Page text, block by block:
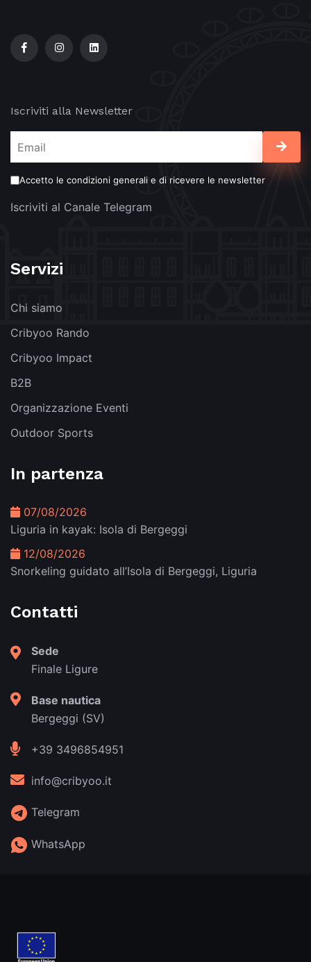
Iscriviti alla Newsletter
Accetto le condizioni generali e di ricevere le newsletter
Iscriviti al Canale Telegram
Servizi
Chi siamo
Cribyoo Rando
Cribyoo Impact
B2B
Organizzazione Eventi
Outdoor Sports
In partenza
07/08/2026
Liguria in kayak: Isola di Bergeggi
12/08/2026
Snorkeling guidato all’Isola di Bergeggi, Liguria
Contatti
Sede
Finale Ligure
Base nautica
Bergeggi (SV)
+39 3496854951
info@cribyoo.it
Telegram
WhatsApp